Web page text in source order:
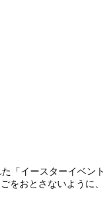
「イースターイベ
おとさないように